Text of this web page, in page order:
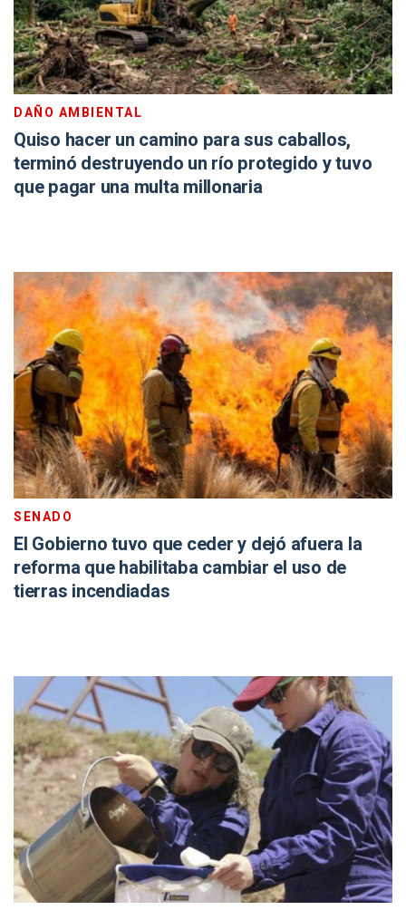
DAÑO AMBIENTAL
Quiso hacer un camino para sus caballos,
terminó destruyendo un río protegido y tuvo
que pagar una multa millonaria
SENADO
El Gobierno tuvo que ceder y dejó afuera la
reforma que habilitaba cambiar el uso de
tierras incendiadas